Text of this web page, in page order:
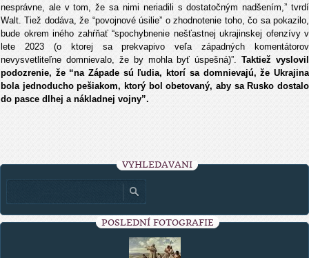
nesprávne, ale v tom, že sa nimi neriadili s dostatočným nadšením,” tvrdí
Walt. Tiež dodáva, že “povojnové úsilie” o zhodnotenie toho, čo sa pokazilo,
bude okrem iného zahŕňať “spochybnenie nešťastnej ukrajinskej ofenzívy v
lete 2023 (o ktorej sa prekvapivo veľa západných komentátorov
nevysvetliteľne domnievalo, že by mohla byť úspešná)”.Taktiež vyslovil
podozrenie, že “na Západe sú ľudia, ktorí sa domnievajú, že Ukrajina
bola jednoducho pešiakom, ktorý bol obetovaný, aby sa Rusko dostalo
do pasce dlhej a nákladnej vojny”.
VYHLEDÁVÁNÍ
POSLEDNÍ FOTOGRAFIE